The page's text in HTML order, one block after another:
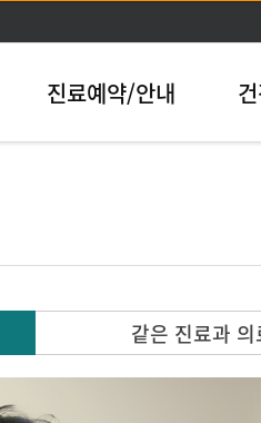
본문
진료예약/안내
같은 진료과